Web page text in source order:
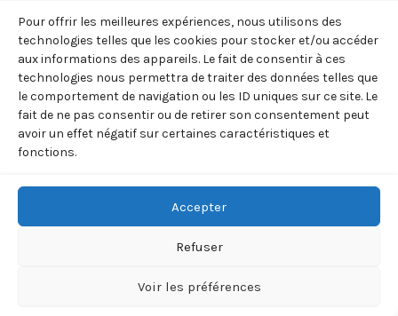
Pour offrir les meilleures expériences, nous utilisons des
technologies telles que les cookies pour stocker et/ou accéder
aux informations des appareils. Le fait de consentir à ces
technologies nous permettra de traiter des données telles que
le comportement de navigation ou les ID uniques sur ce site. Le
fait de ne pas consentir ou de retirer son consentement peut
avoir un effet négatif sur certaines caractéristiques et
fonctions.
Accepter
Refuser
Voir les préférences
PINESHISH, LA PIE BLEUE (NOEL MICHEL)
12,90 € TTC
26 en stock
q
u
n
Ajouter au panier
Catégorie :BOREALIA